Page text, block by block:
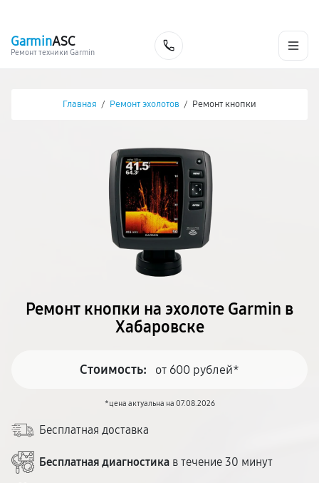
GarminASC
Ремонт техники Garmin
Главная / Ремонт эхолотов / Ремонт кнопки
Ремонт кнопки на эхолоте Garmin в
Хабаровске
Стоимость: от 600 рублей*
*цена актуальна на 07.08.2026
Бесплатная доставка
Бесплатная диагностика в течение 30 минут